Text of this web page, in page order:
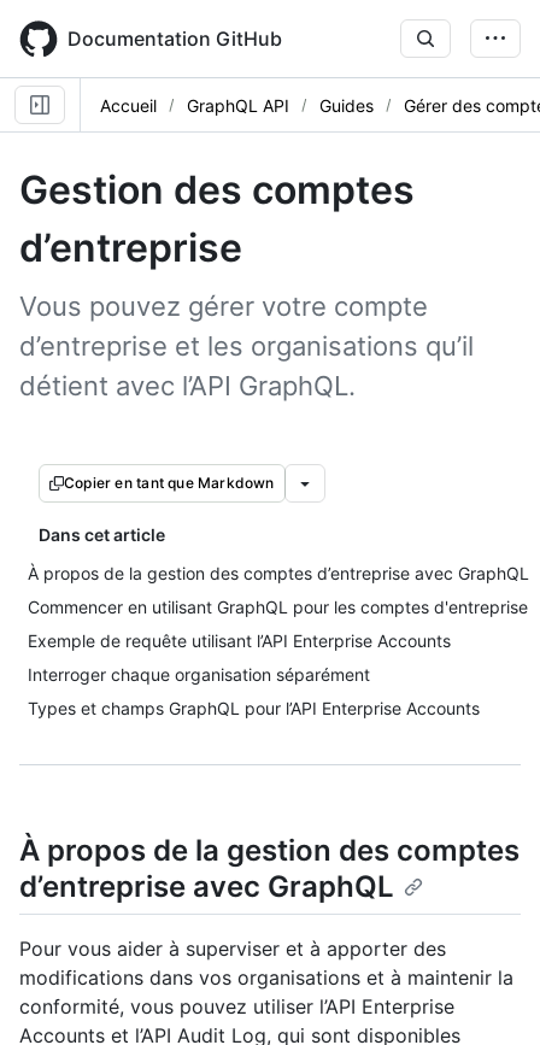
main
content
Documentation GitHub
Accueil GraphQL API Guides Gérer des
Gestion des comptes
d’entreprise
Vous pouvez gérer votre compte
d’entreprise et les organisations qu’il
détient avec l’API GraphQL.
Copier en tant que Markdown
Dans cet article
À propos de la gestion des comptes d’entreprise avec GraphQL
Commencer en utilisant GraphQL pour les comptes d'entreprise
Exemple de requête utilisant l’API Enterprise Accounts
Interroger chaque organisation séparément
Types et champs GraphQL pour l’API Enterprise Accounts
À propos de la gestion des comptes
d’entreprise avec GraphQL
Pour vous aider à superviser et à apporter des
modifications dans vos organisations et à maintenir la
conformité, vous pouvez utiliser l’API Enterprise
Accounts et l’API Audit Log, qui sont disponibles